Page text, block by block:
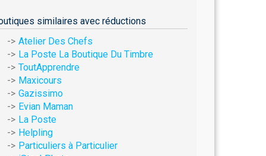
similaires avec réductions
Atelier Des Chefs
La Poste La Boutique Du Timbre
ToutApprendre
Maxicours
Gazissimo
Evian Maman
La Poste
Helpling
Particuliers à Particulier